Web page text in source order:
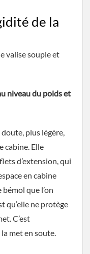
de la
valise souple et
niveau du poids et
plus légère,
cabine. Elle
d’extension, qui
en cabine
bémol que l’on
qu’elle ne protège
C’est
met en soute.